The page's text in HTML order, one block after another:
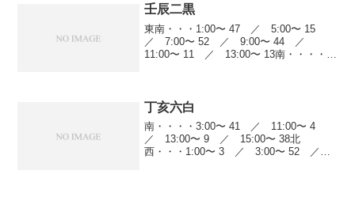
壬辰二黒
東南・・・1:00〜 47 ／ 5:00〜 15
／ 7:00〜 52 ／ 9:00〜 44 ／
11:00〜 11 ／ 13:00〜 13南・・・・
丁亥六白
南・・・・3:00〜 41 ／ 11:00〜 4
／ 13:00〜 9 ／ 15:00〜 38北
西・・・1:00〜 3 ／ 3:00〜 52 ／